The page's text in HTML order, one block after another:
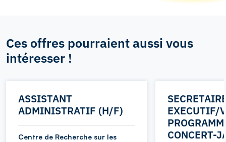
Ces offres pourraient aussi vous
intéresser !
ASSISTANT
ADMINISTRATIF (H/F)
Centre de Recherche sur les
EXECUTIF/
CONCERT-